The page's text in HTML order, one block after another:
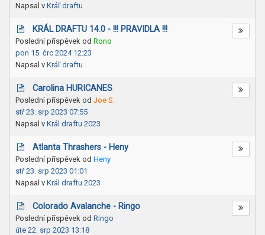
Napsal v Kráľ draftu
KRÁL DRAFTU 14.0 - !!! PRAVIDLA !!!
Poslední příspěvek od Rono
pon 15. črc 2024 12:23
Napsal v Kráľ draftu
Carolina HURICANES
Poslední příspěvek od Joe S.
stř 23. srp 2023 07:55
Napsal v Král draftu 2023
Atlanta Thrashers - Heny
Poslední příspěvek od Heny
stř 23. srp 2023 01:01
Napsal v Král draftu 2023
Colorado Avalanche - Ringo
Poslední příspěvek od Ringo
úte 22. srp 2023 13:18